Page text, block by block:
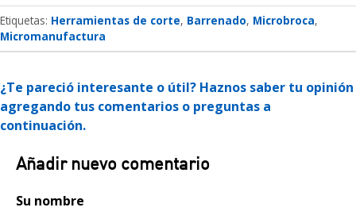
Etiquetas: Herramientas de corte Barrenado Microbroca
Micromanufactura
¿Te pareció interesante o útil? Haznos saber tu opinión
agregando tus comentarios o preguntas a
continuación.
Añadir nuevo comentario
Su nombre